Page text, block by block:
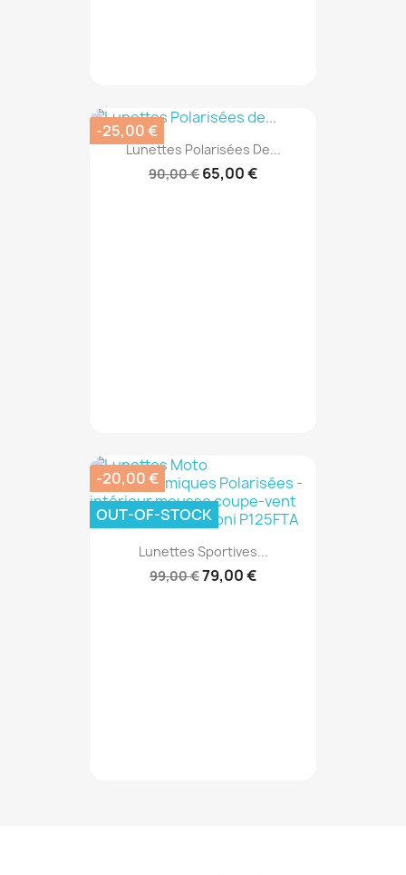
Lunettes Polarisées De...
90,00 € 65,00 €
-25,00 €
Lunettes Sportives...
99,00 €79,00 €
-20,00 €
OUT-OF-STOCK